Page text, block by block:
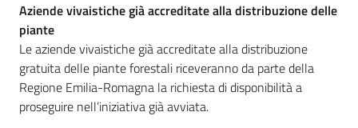
su
Aziende vivaistiche già accreditate alla distribuzione delle
piante
Le aziende vivaistiche già accreditate alla distribuzione
gratuita delle piante forestali riceveranno da parte della
Regione Emilia-Romagna la richiesta di disponibilità a
proseguire nell’iniziativa già avviata.